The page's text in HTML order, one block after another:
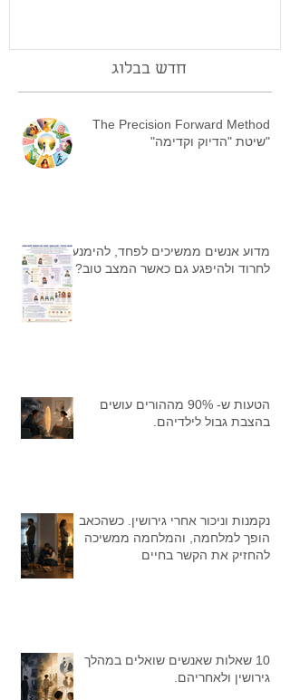
חדש בבלוג
The Precision Forward Method
"שיטת "הדיוק וקדימה"
מדוע אנשים ממשיכים לפחד, להימנע,
לחרוד ולהיפגע גם כאשר המצב טוב?
הטעות ש- 90% מההורים עושים
בהצבת גבול לילדיהם.
נקמנות וניכור אחרי גירושין. כשהכאב
הופך למלחמה, והמלחמה ממשיכה
להחזיק את הקשר בחיים
10 שאלות שאנשים שואלים במהלך
גירושין ולאחריהם.